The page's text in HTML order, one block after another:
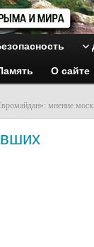
О сайте
мнение